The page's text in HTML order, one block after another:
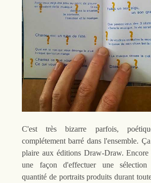
C'est très bizarre parfois,
complétement barré dans l'ensemble.
plaire aux éditions Draw-Draw.
une façon d'effectuer une sélection
quantité de portraits produits durant